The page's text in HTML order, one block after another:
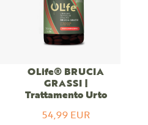
OLife® BRUCIA
GRASSI |
Trattamento Urto
54,99 EUR